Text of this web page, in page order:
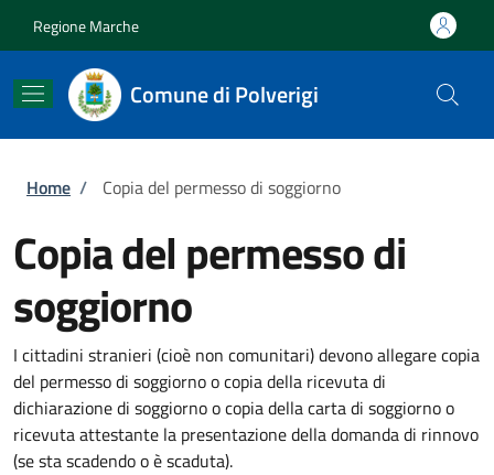
Regione Marche
Comune di Polverigi
Briciole di pane
Home / Copia del permesso di soggiorno
Copia del permesso di
soggiorno
I cittadini stranieri (cioè non comunitari) devono allegare copia
del permesso di soggiorno o copia della ricevuta di
dichiarazione di soggiorno o copia della carta di soggiorno o
ricevuta attestante la presentazione della domanda di rinnovo
(se sta scadendo o è scaduta).